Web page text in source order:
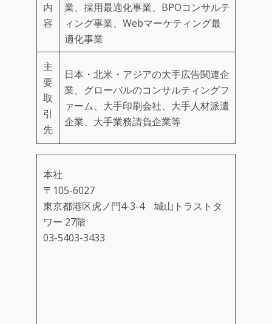
内
容
業、採用最適化事業、BPOコンサルテ
ィング事業、Webマーケティング最
適化事業
主
要
取
引
先
日本・北米・アジアの大手広告関連企
業、グローバルのコンサルティングフ
ァーム、大手印刷会社、大手人材派遣
企業、大手業務請負企業等
本社
〒105-6027
東京都港区虎ノ門4-3-4 城山トラストタ
ワー 27階
03-5403-3433